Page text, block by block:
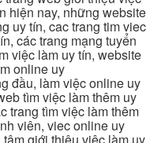
hiện nay, những website
uy tín, cac trang tim viec
các trang mạng tuyển
việc làm uy tín, website
online uy
đầu, làm việc online uy
tìm việc làm thêm uy
trang tìm việc làm thêm
viên, viec online uy
giới thiệu việc làm uy